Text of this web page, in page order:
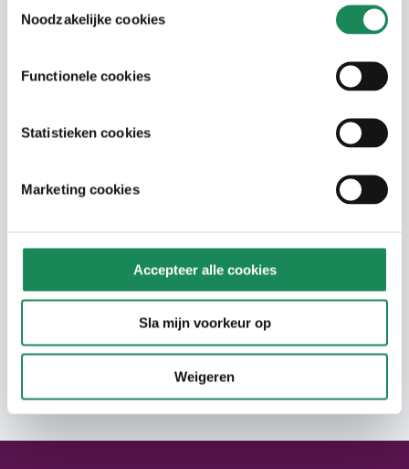
Noodzakelijke cookies
Functionele cookies
Statistieken cookies
Marketing cookies
Accepteer alle cookies
Sla mijn voorkeur op
Weigeren
Op deze website vindt u veel informatie
over wonen, zorg en welzijn. Maar wellicht
u graag verder.
Neem contact op
Zorgkosten
Zorgwetten
Langdurige zorg nodig?